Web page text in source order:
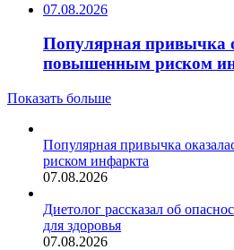
07.08.2026
Популярная привычка
повышенным риском
Показать больше
Популярная привычка
риском инфаркта
07.08.2026
Диетолог рассказал об
для здоровья
07.08.2026